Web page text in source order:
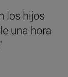
los hijos
una hora